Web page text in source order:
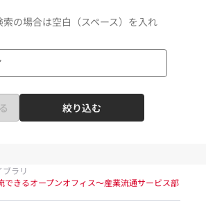
の場合は空白（スペース）を入れ
絞り込む
ブラリ
できるオープンオフィス～産業流通サービス部